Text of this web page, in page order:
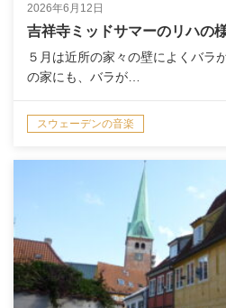
2026年6月12日
吉祥寺ミッドサマーのリハの
５月は近所の家々の壁によくバラ
の家にも、バラが…
スウェーデンの音楽